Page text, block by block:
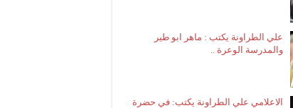
علي الطراونة يكتب : ماهر ابو طير
والمدرسة الوعرة ..
الاعلامي علي الطراونة يكتب: في حضرة